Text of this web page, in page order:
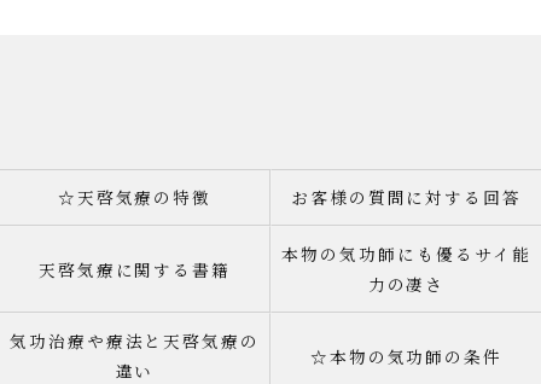
☆天啓気療の特徴 お客様の質問に対する回答
天啓気療に関する書籍
本物の気功師にも優るサイ能
力の凄さ
気功治療や療法と天啓気療の
違い
☆本物の気功師の条件